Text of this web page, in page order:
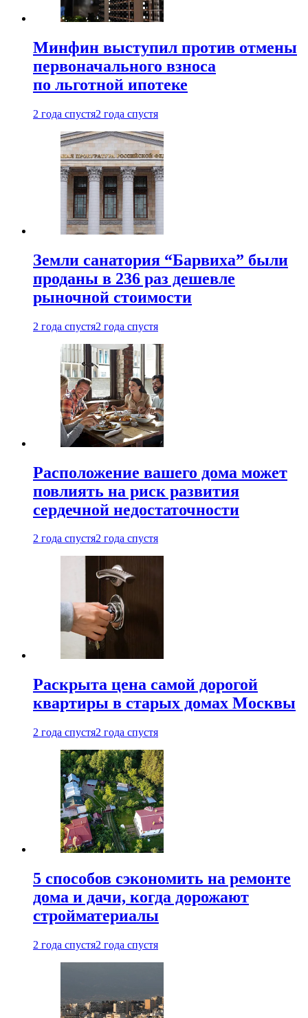
Минфин выступил против отмены
первоначального взноса
по льготной ипотеке
2 года спустя2 года спустя
Земли санатория “Барвиха” были
проданы в 236 раз дешевле
рыночной стоимости
2 года спустя2 года спустя
Расположение вашего дома может
повлиять на риск развития
сердечной недостаточности
2 года спустя2 года спустя
Раскрыта цена самой дорогой
квартиры в старых домах Москвы
2 года спустя2 года спустя
5 способов сэкономить на ремонте
дома и дачи, когда дорожают
стройматериалы
2 года спустя2 года спустя